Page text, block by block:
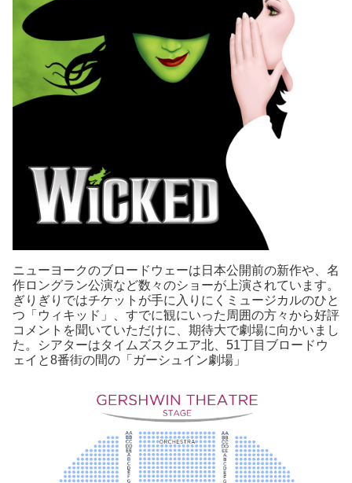
ニューヨークのブロードウェーは日本公開前の新作や、名
作ロングラン公演など数々のショーが上演されています。
ぎりぎりではチケットが手に入りにくミュージカルのひと
つ「ウィキッド」、すでに観にいった周囲の方々から好評
コメントを聞いていただけに、期待大で劇場に向かいまし
た。シアターはタイムズスクエア北、51丁目ブロードウ
ェイと8番街の間の「ガーシュイン劇場」